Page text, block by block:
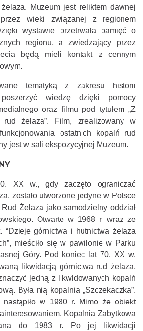
Muzeum jest reliktem dawnej
wieki związanej z regionem
wystawie przetrwała pamięć o
regionu, a zwiedzający przez
będą mieli kontakt z cennym
tematyką z zakresu historii
wiedzę dzięki pomocy
oraz filmu pod tytułem „Z
rud żelaza”. Film, zrealizowany w
ostatnich kopalń rud
jest w sali ekspozycyjnej Muzeum.
XX w., gdy zaczęto ograniczać
zostało utworzone jedyne w Polsce
Żelaza jako samodzielny oddział
Otwarte w 1968 r. wraz ze
“Dzieje górnictwa i hutnictwa żelaza
mieściło się w pawilonie w Parku
Góry. Pod koniec lat 70. XX w.
likwidacją górnictwa rud żelaza,
jedną z likwidowanych kopalń
Była nią kopalnia „Szczekaczka”.
nastąpiło w 1980 r. Mimo że obiekt
Kopalnia Zabytkowa
do 1983 r. Po jej likwidacji